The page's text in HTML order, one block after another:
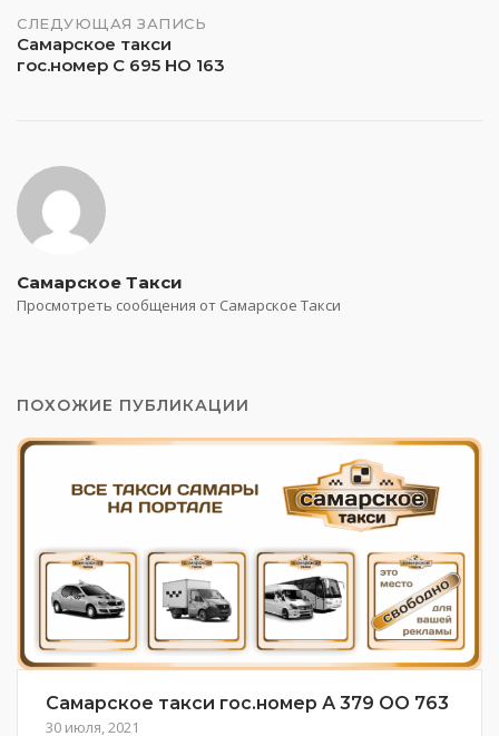
записям
СЛЕДУЮЩАЯ ЗАПИСЬ
Самарское такси
гос.номер С 695 НО 163
Самарское Такси
Просмотреть сообщения от Самарское Такси
ПОХОЖИЕ ПУБЛИКАЦИИ
Самарское такси гос.номер А 379 ОО 763
30 июля, 2021